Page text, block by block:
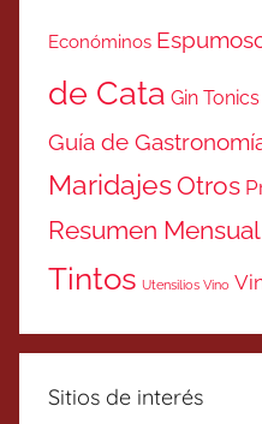
Económinos
de Cata Gin Tonics
Guía de
MaridajesOtros
Resumen Mensual
Tintos Utensilios Vino
Sitios de interés